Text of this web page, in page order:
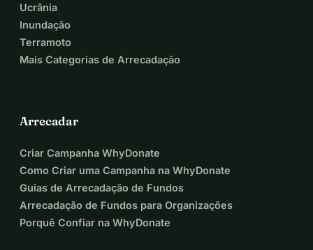
Ucrânia
Inundação
Terramoto
Mais Categorias de Arrecadação
Arrecadar
Criar Campanha WhyDonate
Como Criar uma Campanha na WhyDonate
Guias de Arrecadação de Fundos
Arrecadação de Fundos para Organizações
Porquê Confiar na WhyDonate